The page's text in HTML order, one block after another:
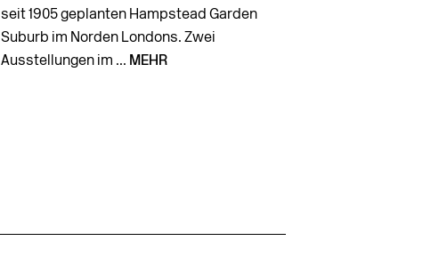
seit 1905 geplanten Hampstead Garden
Suburb im Norden Londons. Zwei
Ausstellungen im ... MEHR